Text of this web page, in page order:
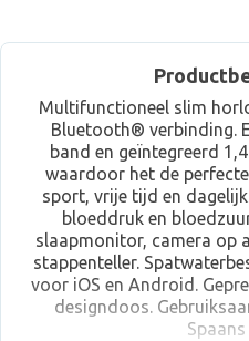
Multifunctioneel slim
Bluetooth® verbinding.
band en geïntegreerd
waardoor het de
sport, vrije tijd en
bloeddruk en
slaapmonitor, camera op
stappenteller.
voor iOS en Android.
designdoos.
Spaans